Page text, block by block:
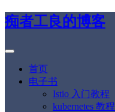
痴者工良的博客
首页
电子书
Istio 入门教程
kubernetes 教程